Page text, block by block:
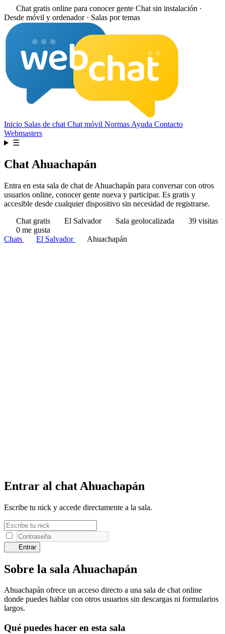
Chat gratis online para conocer gente Chat sin instalación ·
Desde móvil y ordenador · Salas por temas
Inicio Salas de chat Chat móvil Normas Ayuda Contacto
Webmasters
☰
Chat Ahuachapán
Entra en esta sala de chat de Ahuachapán para conversar con otros
usuarios online, conocer gente nueva y participar. Es gratis y
accesible desde cualquier dispositivo sin necesidad de registrarse.
Chat gratis
El Salvador Sala geolocalizada
39 visitas
0 me gusta
Chats
El Salvador Ahuachapán
Entrar al chat Ahuachapán
Escribe tu nick y accede directamente a la sala.
Entrar
Sobre la sala Ahuachapán
Ahuachapán ofrece un acceso directo a una sala de chat online
donde puedes hablar con otros usuarios sin descargas ni formularios
largos.
Qué puedes hacer en esta sala